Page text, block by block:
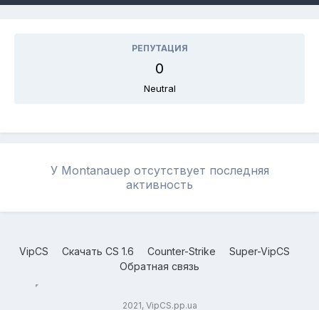
РЕПУТАЦИЯ
0
Neutral
У Montanauep отсутствует последняя
активность
VipCS Скачать CS 1.6 Counter-Strike
Super-VipCS
Обратная связь
2021, VipCS.pp.ua